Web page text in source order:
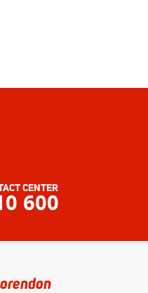
CENTER
600